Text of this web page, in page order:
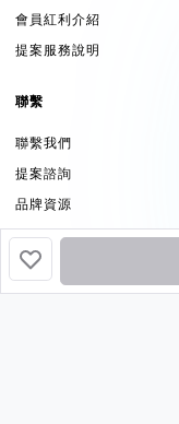
會員紅利介紹
提案服務說明
聯繫
聯繫我們
提案諮詢
品牌資源
追蹤